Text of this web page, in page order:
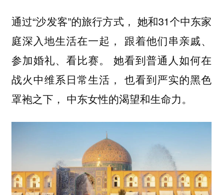
通过“沙发客”的旅行方式， 她和31个中东家
庭深入地生活在一起， 跟着他们串亲戚、
参加婚礼、看比赛。 她看到普通人如何在
战火中维系日常生活， 也看到严实的黑色
罩袍之下， 中东女性的渴望和生命力。